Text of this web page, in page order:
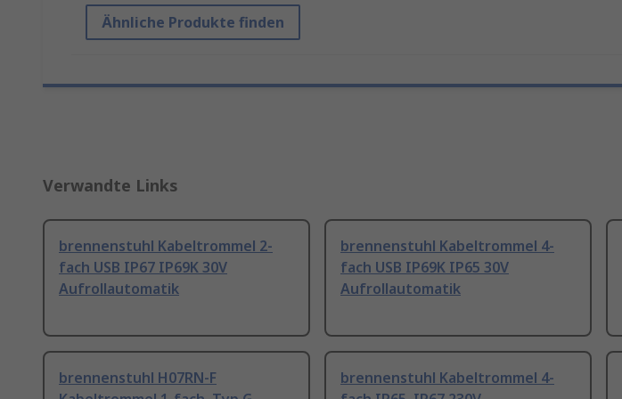
Ähnliche Produkte finden
Verwandte Links
brennenstuhl Kabeltrommel 2-
fach USB IP67 IP69K 30V
Aufrollautomatik
brennenstuhl Kabeltrommel 4-
fach USB IP69K IP65 30V
Aufrollautomatik
brennenstuhl H07RN-F
brennenstuhl Kabeltrommel 4-